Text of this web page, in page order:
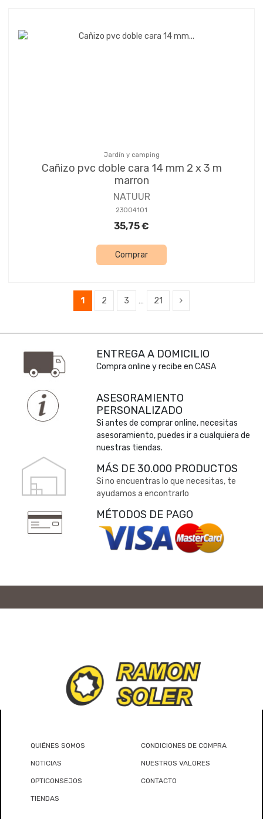
Jardín y camping
Cañizo pvc doble cara 14 mm 2 x 3 m
marron
NATUUR
23004101
35,75 €
Comprar
1 2 3 … 21
ENTREGA A DOMICILIO
Compra online y recibe en CASA
ASESORAMIENTO
PERSONALIZADO
Si antes de comprar online, necesitas
asesoramiento, puedes ir a cualquiera de
nuestras tiendas.
MÁS DE 30.000 PRODUCTOS
Si no encuentras lo que necesitas, te
ayudamos a encontrarlo
MÉTODOS DE PAGO
QUIÉNES SOMOS CONDICIONES DE COMPRA
NOTICIAS NUESTROS VALORES
OPTICONSEJOS CONTACTO
TIENDAS